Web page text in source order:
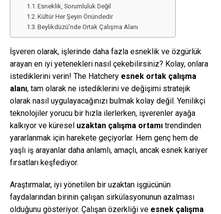
Esneklik, Sorumluluk Değil
Kültür Her Şeyin Önündedir
Beylikdüzü’nde Ortak Çalışma Alanı
İşveren olarak, işlerinde daha fazla esneklik ve özgürlük
arayan en iyi yetenekleri nasıl çekebilirsiniz? Kolay, onlara
istediklerini verin! The Hatchery esnek ortak çalışma
alanı, tam olarak ne istediklerini ve değişimi stratejik
olarak nasıl uygulayacağınızı bulmak kolay değil. Yenilikçi
teknolojiler yorucu bir hızla ilerlerken, işverenler ayağa
kalkıyor ve küresel uzaktan çalışma ortamı trendinden
yararlanmak için harekete geçiyorlar. Hem genç hem de
yaşlı iş arayanlar daha anlamlı, amaçlı, ancak esnek kariyer
fırsatları keşfediyor.
Araştırmalar, iyi yönetilen bir uzaktan işgücünün
faydalarından birinin çalışan sirkülasyonunun azalması
olduğunu gösteriyor. Çalışan özerkliği ve esnek çalışma